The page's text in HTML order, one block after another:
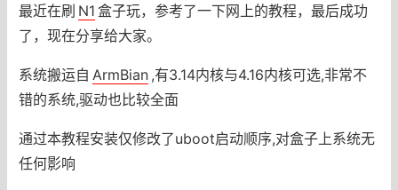
最近在刷 N1 盒子玩，参考了一下网上的教程，最后成功
了，现在分享给大家。
系统搬运自 ArmBian ,有3.14内核与4.16内核可选,非常不
错的系统,驱动也比较全面
通过本教程安装仅修改了uboot启动顺序,对盒子上系统无
任何影响